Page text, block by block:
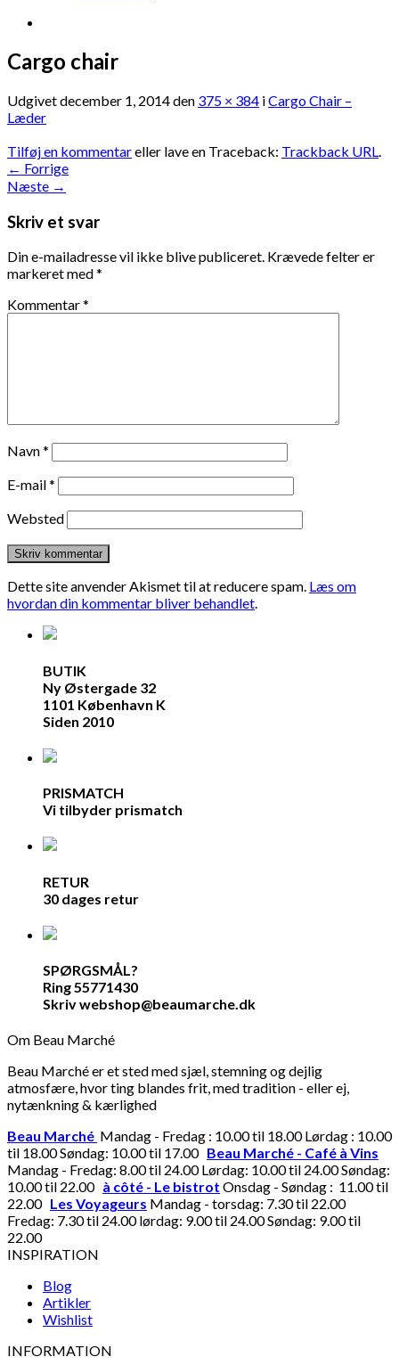
Cargo chair
Udgivetdecember 1, 2014den 375 × 384 iCargo Chair –
Læder
Tilføj en kommentareller lave en Traceback: Trackback URL.
← Forrige
Næste →
Skriv et svar
Din e-mailadresse vil ikke blive publiceret. Krævede felter er
markeret med*
Kommentar*
Navn*
E-mail*
Websted
Dette site anvender Akismet til at reducere spam. Læs om
hvordan din kommentar bliver behandlet.
BUTIK
Ny Østergade 32
1101 København K
Siden 2010
PRISMATCH
Vi tilbyder prismatch
RETUR
30 dages retur
SPØRGSMÅL?
Ring 55771430
Skriv webshop@beaumarche.dk
Om Beau Marché
Beau Marché er et sted med sjæl, stemning og dejlig
atmosfære, hvor ting blandes frit, med tradition - eller ej,
nytænkning & kærlighed
Beau Marché Mandag - Fredag : 10.00 til 18.00 Lørdag : 10.00
til 18.00 Søndag: 10.00 til 17.00 Beau Marché - Café à Vins
Mandag - Fredag: 8.00 til 24.00 Lørdag: 10.00 til 24.00 Søndag:
10.00 til 22.00 à côté - Le bistrot Onsdag - Søndag : 11.00 til
22.00 Les Voyageurs Mandag - torsdag: 7.30 til 22.00
Fredag: 7.30 til 24.00 lørdag: 9.00 til 24.00 Søndag: 9.00 til
22.00
INSPIRATION
Blog
Artikler
Wishlist
INFORMATION